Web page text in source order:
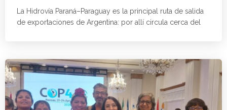
La Hidrovía Paraná–Paraguay es la principal ruta de salida
de exportaciones de Argentina: por allí circula cerca del